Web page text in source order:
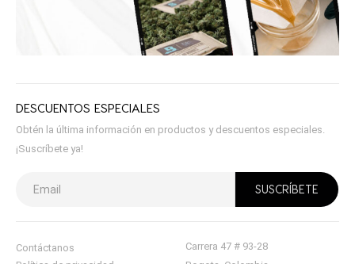
DESCUENTOS ESPECIALES
Obtén la última información en productos y descuentos especiales.
¡Suscríbete ya!
Contáctanos
Carrera 47 # 93-28